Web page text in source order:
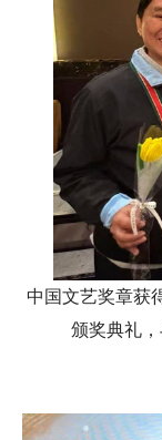
中国文艺奖章获
颁奖典礼